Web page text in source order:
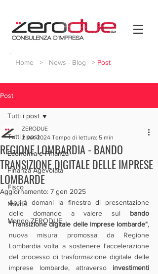
Home > News - Blog > Post
Post
Tutti i post
Economia e Finanza
Finanza Agevolata
Fisco
Novità
Mondo ZERODUE
Tutti i post
REGIONE LOMBARDIA - BANDO
TRANSIZIONE DIGITALE DELLE IMPRESE
LOMBARDE
ZERODUE
2 set 2024 Tempo di lettura: 5 min
Aggiornamento: 7 gen 2025
Aprirà domani la finestra di presentazione
delle domande a valere sul bando
"Transizione digitale delle imprese lombarde",
nuova misura promossa da Regione
Lombardia volta a sostenere l'accelerazione
del processo di trasformazione digitale delle
imprese lombarde, attraverso investimenti